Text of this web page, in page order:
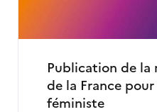
Publication de la
de la France
féministe